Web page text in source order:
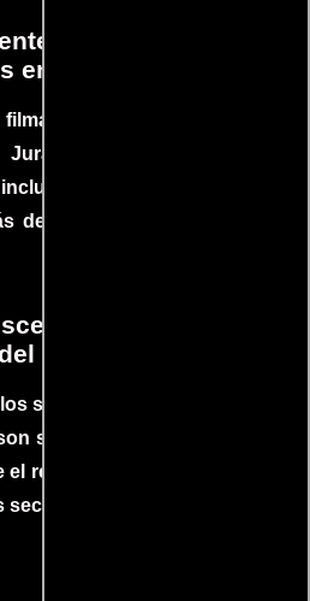
Sucedió detrás
en Jurassic Park
algunas escenas
Park, con
¡Descubre las
del rodaje de un clásico
de acción
cine
se juntaron para debatir
sus escenas de acción
resultado. No te pierdas
secuencias inolvidables.